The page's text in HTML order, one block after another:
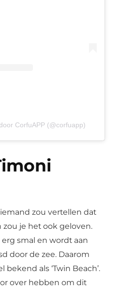
CorfuAPP (@corfuapp)
iemand zou vertellen dat
je het ook geloven.
smal en wordt aan
door de zee. Daarom
als ‘Twin Beach’.
over hebben om dit